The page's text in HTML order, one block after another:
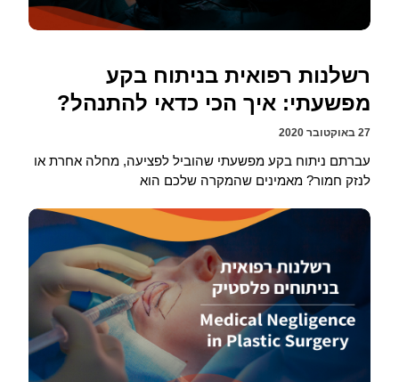
רשלנות רפואית בניתוח בקע
מפשעתי: איך הכי כדאי להתנהל?
27 באוקטובר 2020
עברתם ניתוח בקע מפשעתי שהוביל לפציעה, מחלה אחרת או
לנזק חמור? מאמינים שהמקרה שלכם הוא